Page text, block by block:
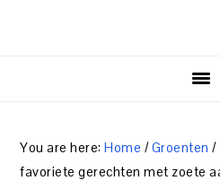
You are here:Home /Groenten /
favoriete gerechten met zoete